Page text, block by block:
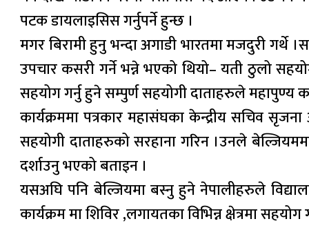
पटक डायलाइसिस गर्नुपर्ने हुन्छ ।
मगर बिरामी हुनु भन्दा अगाडी भारतमा मजदुरी
उपचार कसरी गर्ने भन्ने भएको थियो– यती ठुलो
सहयोग गर्नु हुने सम्पुर्ण सहयोगी दाताहरुले महापुण्य
कार्यक्रममा पत्रकार महासंघका केन्द्रीय सचिव
सहयोगी दाताहरुको सरहाना गरिन ।उनले
दर्शाउनु भएको बताइन ।
यसअघि पनि बेल्जियमा बस्नु हुने नेपालीहरुले
कार्यक्रम मा शिविर ,लगायतका विभिन्न क्षेत्रमा